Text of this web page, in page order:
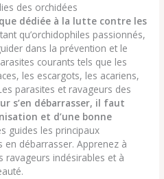
des orchidées
dédiée à la lutte contre les
qu’orchidophiles passionnés,
dans la prévention et le
courants tels que les
les escargots, les acariens,
parasites et ravageurs des
s’en débarrasser, il faut
et d’une bonne
guides les principaux
débarrasser. Apprenez à
ravageurs indésirables et à